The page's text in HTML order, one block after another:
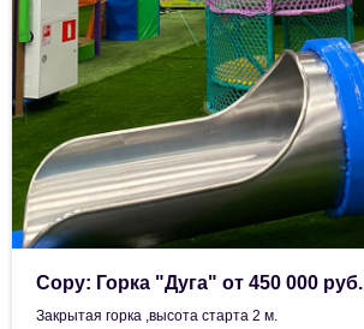
Copy: Горка "Дуга" от 450 000 руб.
Закрытая горка ,высота старта 2 м.